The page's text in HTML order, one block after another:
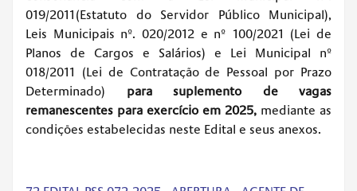
019/2011(Estatuto do Servidor Público Municipal),
Leis Municipais nº. 020/2012 e nº 100/2021 (Lei de
Planos de Cargos e Salários) e Lei Municipal nº
018/2011 (Lei de Contratação de Pessoal por Prazo
Determinado) para suplemento de vagas
remanescentes para exercício em 2025, mediante as
condições estabelecidas neste Edital e seus anexos.